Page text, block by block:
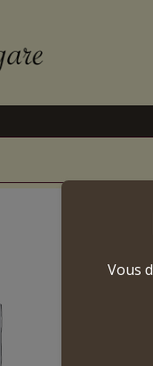
Vous